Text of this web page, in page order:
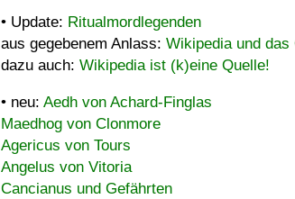
• Update: Ritualmordlegenden
aus gegebenem Anlass: Wikipedia und
dazu auch: Wikipedia ist (k)eine Quelle!
• neu: Aedh von Achard-Finglas
Maedhog von Clonmore
Agericus von Tours
Angelus von Vitoria
Cancianus und Gefährten